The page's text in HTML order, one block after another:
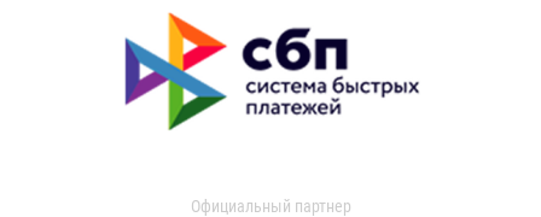
Официальный партнер